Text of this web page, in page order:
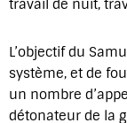
travail de nuit,
L’objectif du
système, et de
un nombre
détonateur de la